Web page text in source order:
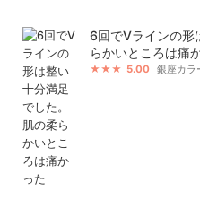
6回でVラインの形
らかいところは痛
5.00 銀座カラ